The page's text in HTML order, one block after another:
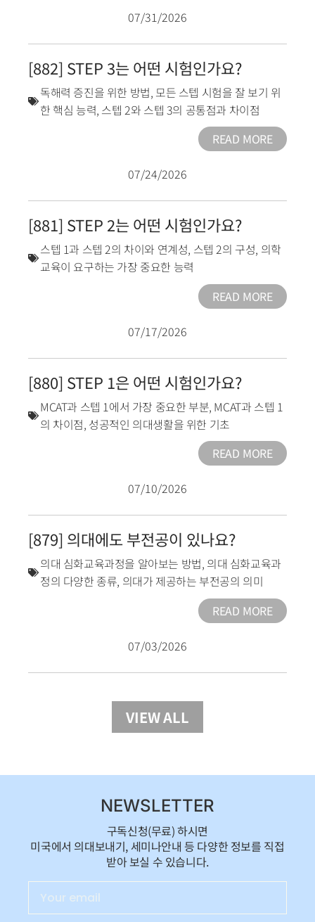
07/31/2026
[882] STEP 3는 어떤 시험인가요?
독해력 증진을 위한 방법, 모든 스텝 시험을 잘 보기 위
한 핵심 능력, 스텝 2와 스텝 3의 공통점과 차이점
READ MORE
07/24/2026
[881] STEP 2는 어떤 시험인가요?
스텝 1과 스텝 2의 차이와 연계성, 스텝 2의 구성, 의학
교육이 요구하는 가장 중요한 능력
READ MORE
07/17/2026
[880] STEP 1은 어떤 시험인가요?
MCAT과 스텝 1에서 가장 중요한 부분, MCAT과 스텝 1
의 차이점, 성공적인 의대생활을 위한 기초
READ MORE
07/10/2026
[879] 의대에도 부전공이 있나요?
의대 심화교육과정을 알아보는 방법, 의대 심화교육과
정의 다양한 종류, 의대가 제공하는 부전공의 의미
READ MORE
07/03/2026
VIEW ALL
NEWSLETTER
구독신청(무료) 하시면
미국에서 의대보내기, 세미나안내 등 다양한 정보를 직접
받아 보실 수 있습니다.